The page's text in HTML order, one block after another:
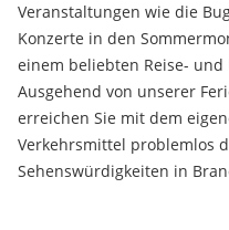
Veranstaltungen wie die
Konzerte in den
einem beliebten Reise-
Ausgehend von unserer
erreichen Sie mit dem
Verkehrsmittel problemlos
Sehenswürdigkeiten in